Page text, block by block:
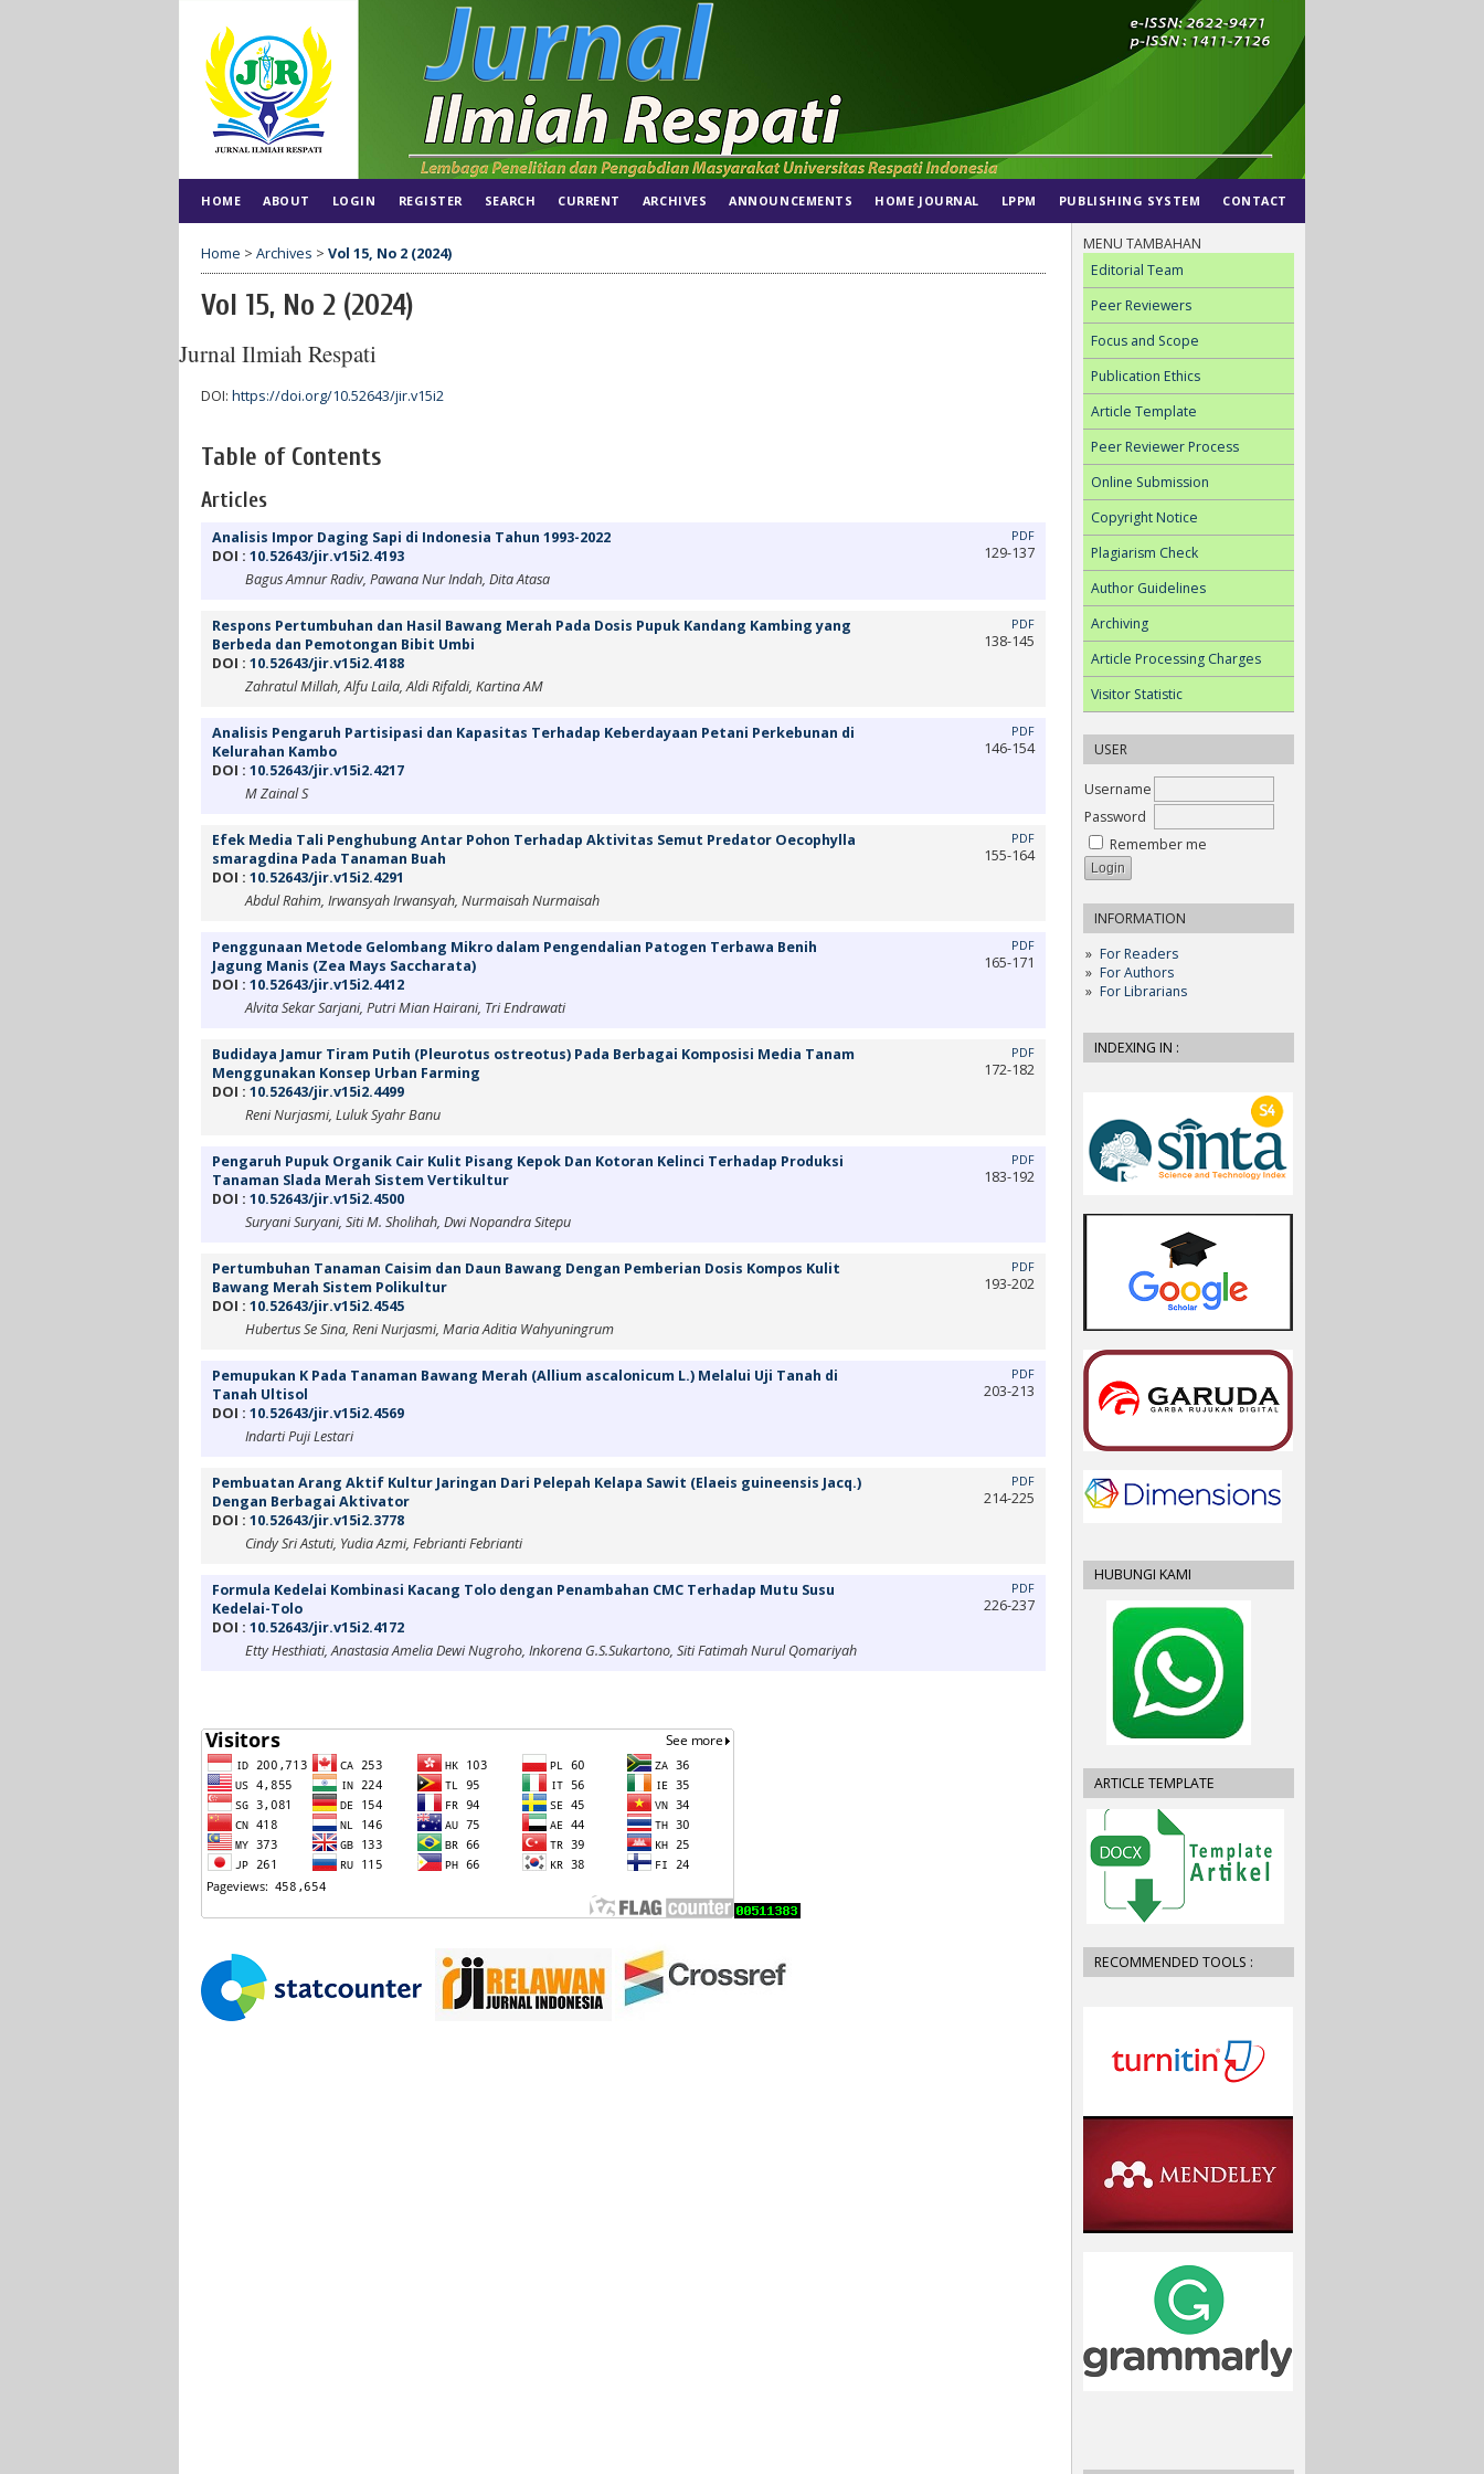
MENU TAMBAHAN
Editorial Team
Peer Reviewers
Focus and Scope
Publication Ethics
Article Template
Peer Reviewer Process
Online Submission
Copyright Notice
Plagiarism Check
Author Guidelines
Archiving
Article Processing Charges
Visitor Statistic
USER
Username
Password
Remember me
INFORMATION
For Readers
For Authors
For Librarians
INDEXING IN :
HUBUNGI KAMI
ARTICLE TEMPLATE
RECOMMENDED TOOLS :
HOME ABOUT LOGIN REGISTER SEARCH CURRENT ARCHIVES ANNOUNCEMENTS HOME JOURNAL LPPM PUBLISHING SYSTEM CONTACT
Home > Archives > Vol 15, No 2 (2024)
Vol 15, No 2 (2024)
Jurnal Ilmiah Respati
DOI: https://doi.org/10.52643/jir.v15i2
Table of Contents
Articles
Analisis Impor Daging Sapi di Indonesia Tahun 1993-2022
DOI : 10.52643/jir.v15i2.4193
Bagus Amnur Radiv, Pawana Nur Indah, Dita Atasa
PDF
129-137
Respons Pertumbuhan dan Hasil Bawang Merah Pada Dosis Pupuk Kandang Kambing yang
Berbeda dan Pemotongan Bibit Umbi
DOI : 10.52643/jir.v15i2.4188
Zahratul Millah, Alfu Laila, Aldi Rifaldi, Kartina AM
PDF
138-145
Analisis Pengaruh Partisipasi dan Kapasitas Terhadap Keberdayaan Petani Perkebunan di
Kelurahan Kambo
DOI : 10.52643/jir.v15i2.4217
M Zainal S
PDF
146-154
Efek Media Tali Penghubung Antar Pohon Terhadap Aktivitas Semut Predator Oecophylla
smaragdina Pada Tanaman Buah
DOI : 10.52643/jir.v15i2.4291
Abdul Rahim, Irwansyah Irwansyah, Nurmaisah Nurmaisah
PDF
155-164
Penggunaan Metode Gelombang Mikro dalam Pengendalian Patogen Terbawa Benih
Jagung Manis (Zea Mays Saccharata)
DOI : 10.52643/jir.v15i2.4412
Alvita Sekar Sarjani, Putri Mian Hairani, Tri Endrawati
PDF
165-171
Budidaya Jamur Tiram Putih (Pleurotus ostreotus) Pada Berbagai Komposisi Media Tanam
Menggunakan Konsep Urban Farming
DOI : 10.52643/jir.v15i2.4499
Reni Nurjasmi, Luluk Syahr Banu
PDF
172-182
Pengaruh Pupuk Organik Cair Kulit Pisang Kepok Dan Kotoran Kelinci Terhadap Produksi
Tanaman Slada Merah Sistem Vertikultur
DOI : 10.52643/jir.v15i2.4500
Suryani Suryani, Siti M. Sholihah, Dwi Nopandra Sitepu
PDF
183-192
Pertumbuhan Tanaman Caisim dan Daun Bawang Dengan Pemberian Dosis Kompos Kulit
Bawang Merah Sistem Polikultur
DOI : 10.52643/jir.v15i2.4545
Hubertus Se Sina, Reni Nurjasmi, Maria Aditia Wahyuningrum
PDF
193-202
Pemupukan K Pada Tanaman Bawang Merah (Allium ascalonicum L.) Melalui Uji Tanah di
Tanah Ultisol
DOI : 10.52643/jir.v15i2.4569
Indarti Puji Lestari
PDF
203-213
Pembuatan Arang Aktif Kultur Jaringan Dari Pelepah Kelapa Sawit (Elaeis guineensis Jacq.)
Dengan Berbagai Aktivator
DOI : 10.52643/jir.v15i2.3778
Cindy Sri Astuti, Yudia Azmi, Febrianti Febrianti
PDF
214-225
Formula Kedelai Kombinasi Kacang Tolo dengan Penambahan CMC Terhadap Mutu Susu
Kedelai-Tolo
DOI : 10.52643/jir.v15i2.4172
Etty Hesthiati, Anastasia Amelia Dewi Nugroho, Inkorena G.S.Sukartono, Siti Fatimah Nurul Qomariyah
PDF
226-237